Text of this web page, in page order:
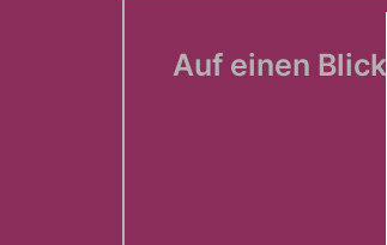
Auf einen Blick: